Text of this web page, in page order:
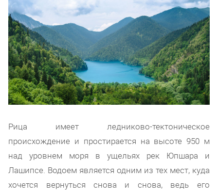
Рица имеет ледниково-тектоническое
происхождение и простирается на высоте 950 м
над уровнем моря в ущельях рек Юпшара и
Лашипсе. Водоем является одним из тех мест, куда
хочется вернуться снова и снова, ведь его